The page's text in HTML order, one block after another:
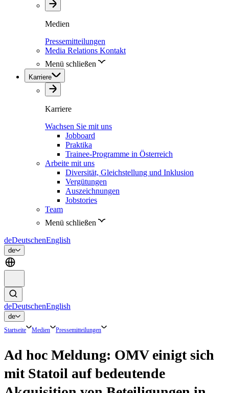
Medien
Pressemitteilungen
Media Relations Kontakt
Menü schließen
Karriere
Karriere
Wachsen Sie mit uns
Jobboard
Praktika
Trainee-Programme in Österreich
Arbeite mit uns
Diversität, Gleichstellung und Inklusion
Vergütungen
Auszeichnungen
Jobstories
Team
Menü schließen
deDeutschenEnglish
de
deDeutschenEnglish
de
Startseite Medien Pressemitteilungen
Ad hoc Meldung: OMV einigt sich
mit Statoil auf bedeutende